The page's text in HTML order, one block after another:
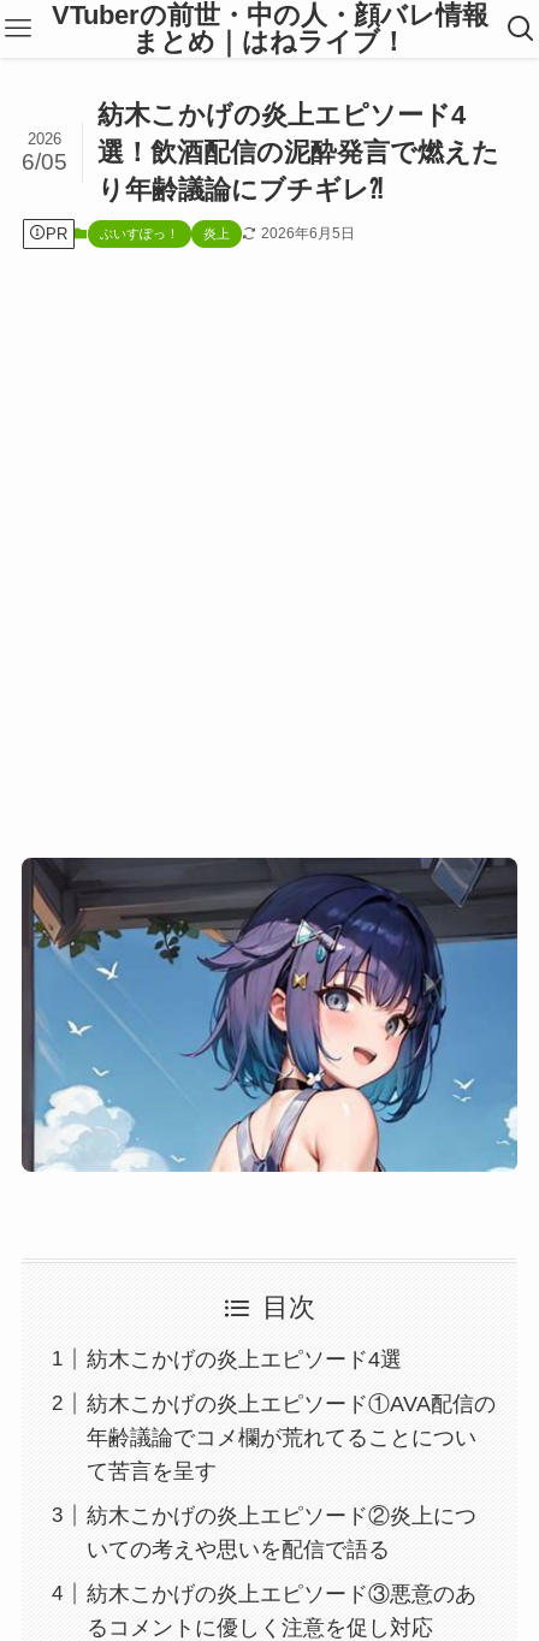
VTuberの前世・中の人・顔バレ情報
まとめ｜はねライブ！
紡木こかげの炎上エピソード4
選！飲酒配信の泥酔発言で燃えた
り年齢議論にブチギレ⁈
2026
6/05
PR ぶいすぽっ！ 炎上 2026年6月5日
目次
紡木こかげの炎上エピソード4選
紡木こかげの炎上エピソード①AVA配信の
年齢議論でコメ欄が荒れてることについ
て苦言を呈す
紡木こかげの炎上エピソード②炎上につ
いての考えや思いを配信で語る
紡木こかげの炎上エピソード③悪意のあ
るコメントに優しく注意を促し対応